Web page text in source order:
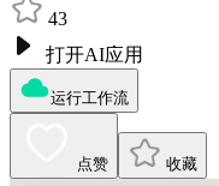
43
打开AI应用
运行工作流
点赞 收藏